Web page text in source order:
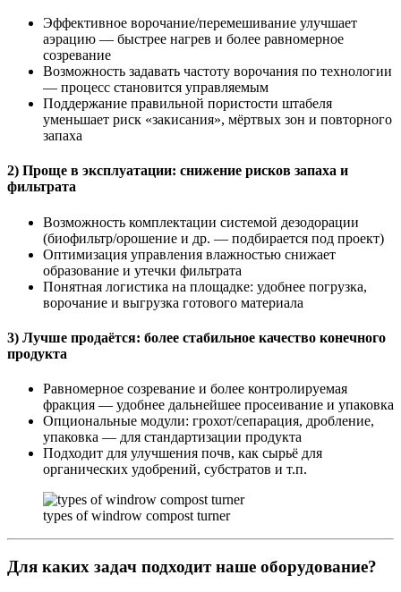
Эффективное ворочание/перемешивание улучшает
аэрацию — быстрее нагрев и более равномерное
созревание
Возможность задавать частоту ворочания по технологии
— процесс становится управляемым
Поддержание правильной пористости штабеля
уменьшает риск «закисания», мёртвых зон и повторного
запаха
2) Проще в эксплуатации: снижение рисков запаха и
фильтрата
Возможность комплектации системой дезодорации
(биофильтр/орошение и др. — подбирается под проект)
Оптимизация управления влажностью снижает
образование и утечки фильтрата
Понятная логистика на площадке: удобнее погрузка,
ворочание и выгрузка готового материала
3) Лучше продаётся: более стабильное качество конечного
продукта
Равномерное созревание и более контролируемая
фракция — удобнее дальнейшее просеивание и упаковка
Опциональные модули: грохот/сепарация, дробление,
упаковка — для стандартизации продукта
Подходит для улучшения почв, как сырьё для
органических удобрений, субстратов и т.п.
types of windrow compost turner
Для каких задач подходит наше оборудование?